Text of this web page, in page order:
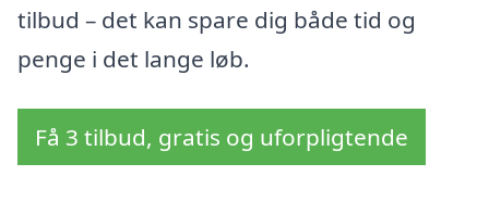
tilbud – det kan spare dig både tid og
penge i det lange løb.
Få 3 tilbud, gratis og uforpligtende